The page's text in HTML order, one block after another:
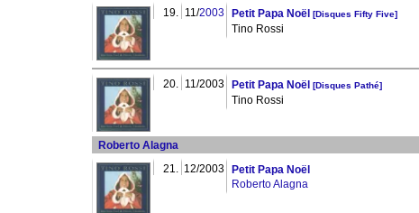
19. 11/2003 Petit Papa Noël [Disques Fifty Five]
Tino Rossi
20. 11/2003 Petit Papa Noël [Disques Pathé]
Tino Rossi
Roberto Alagna
21. 12/2003
Petit Papa Noël
Roberto Alagna